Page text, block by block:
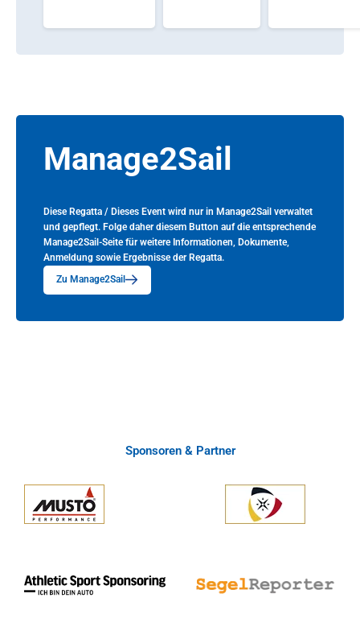
Manage2Sail
Diese Regatta / Dieses Event wird nur in Manage2Sail verwaltet
und gepflegt. Folge daher diesem Button auf die entsprechende
Manage2Sail-Seite für weitere Informationen, Dokumente,
Anmeldung sowie Ergebnisse der Regatta.
Zu Manage2Sail
Sponsoren & Partner